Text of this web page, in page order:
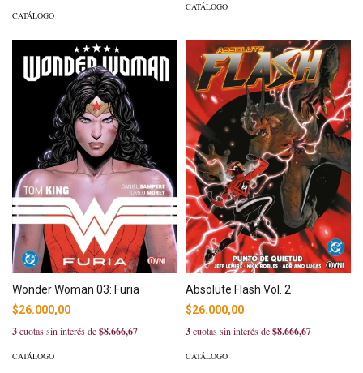
CATÁLOGO
CATÁLOGO
Wonder Woman 03: Furia
$26.000,00
3cuotas sin interés de$8.666,67
CATÁLOGO
Absolute Flash Vol. 2
$26.000,00
3cuotas sin interés de$8.666,67
CATÁLOGO